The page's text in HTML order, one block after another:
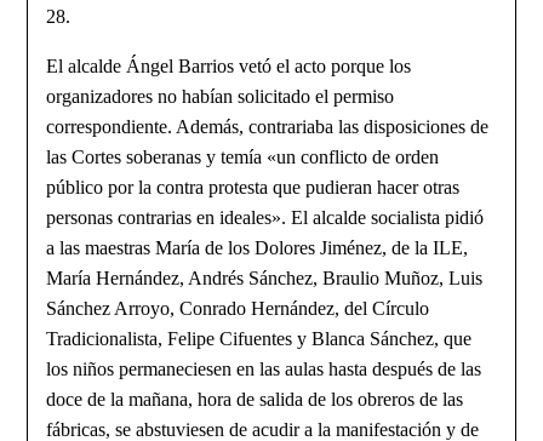
28.
El alcalde Ángel Barrios vetó el acto porque los
organizadores no habían solicitado el permiso
correspondiente. Además, contrariaba las disposiciones de
las Cortes soberanas y temía «un conflicto de orden
público por la contra protesta que pudieran hacer otras
personas contrarias en ideales». El alcalde socialista pidió
a las maestras María de los Dolores Jiménez, de la ILE,
María Hernández, Andrés Sánchez, Braulio Muñoz, Luis
Sánchez Arroyo, Conrado Hernández, del Círculo
Tradicionalista, Felipe Cifuentes y Blanca Sánchez, que
los niños permaneciesen en las aulas hasta después de las
doce de la mañana, hora de salida de los obreros de las
fábricas, se abstuviesen de acudir a la manifestación y de